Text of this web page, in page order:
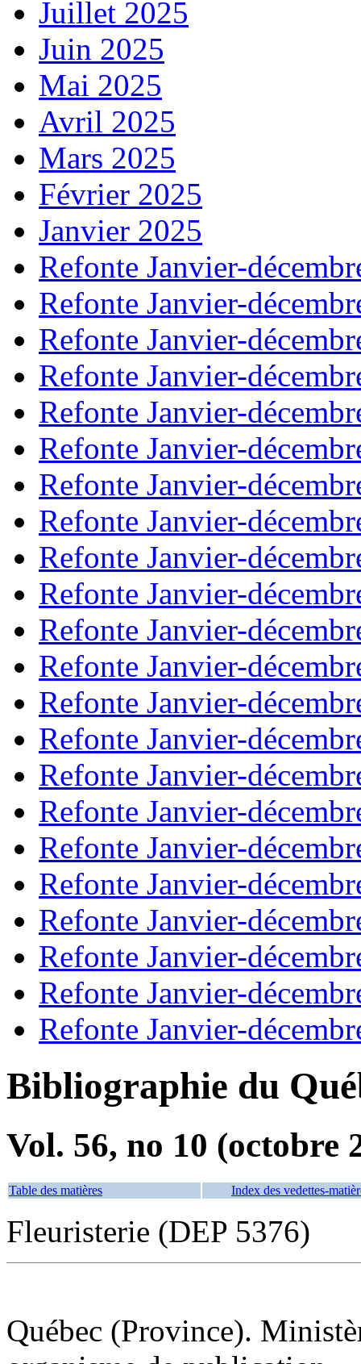
Juillet 2025
Juin 2025
Mai 2025
Avril 2025
Mars 2025
Février 2025
Janvier 2025
Refonte Janvier-
Refonte Janvier-
Refonte Janvier-
Refonte Janvier-
Refonte Janvier-
Refonte Janvier-
Refonte Janvier-
Refonte Janvier-
Refonte Janvier-
Refonte Janvier-
Refonte Janvier-
Refonte Janvier-
Refonte Janvier-
Refonte Janvier-
Refonte Janvier-
Refonte Janvier-
Refonte Janvier-
Refonte Janvier-
Refonte Janvier-
Refonte Janvier-
Refonte Janvier-
Refonte Janvier-
Bibliographie du
Vol. 56, no 10 (octobre
Table des matières Index des vedettes-
Fleuristerie (DEP 5376)
Québec (Province).